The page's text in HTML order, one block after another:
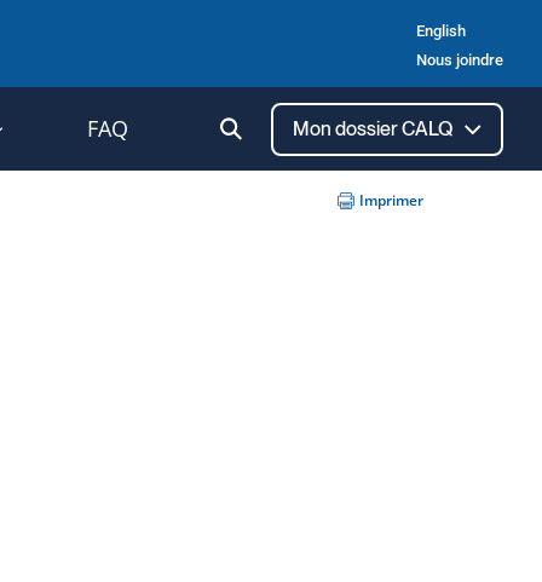
English
Nous joindre
FAQ Ouvrir
la
recherche
Mon dossier CALQ
Imprimer